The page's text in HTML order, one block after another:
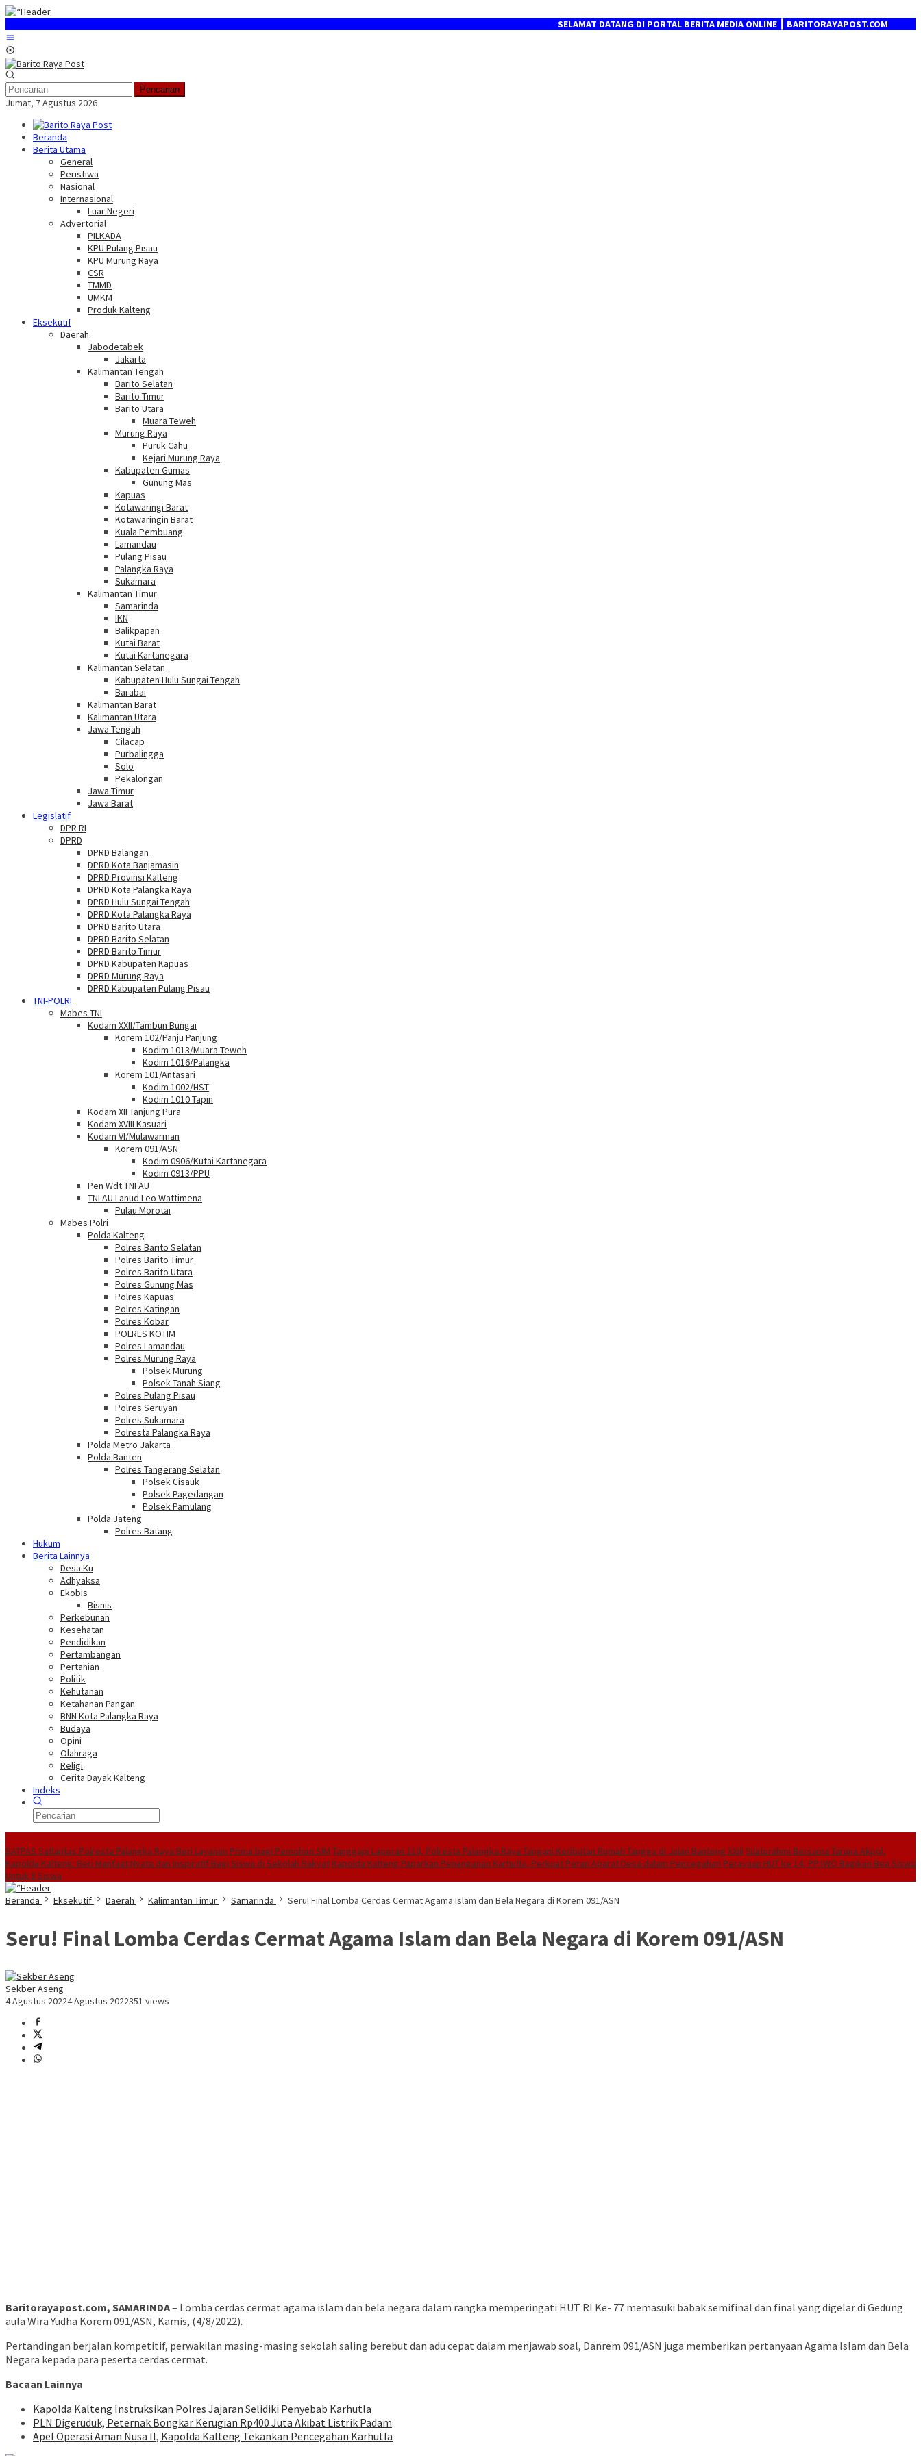
Loncat
konten
SELAMAT DATANG DI PORTAL BERITA MEDIA ONLINE ┃ BARITORAYAPOST.COM
Pencarian
Jumat, 7 Agustus 2026
Beranda
Berita Utama
General
Peristiwa
Nasional
Internasional
Luar Negeri
Advertorial
PILKADA
KPU Pulang Pisau
KPU Murung Raya
CSR
TMMD
UMKM
Produk Kalteng
Eksekutif
Daerah
Jabodetabek
Jakarta
Kalimantan Tengah
Barito Selatan
Barito Timur
Barito Utara
Muara Teweh
Murung Raya
Puruk Cahu
Kejari Murung Raya
Kabupaten Gumas
Gunung Mas
Kapuas
Kotawaringi Barat
Kotawaringin Barat
Kuala Pembuang
Lamandau
Pulang Pisau
Palangka Raya
Sukamara
Kalimantan Timur
Samarinda
IKN
Balikpapan
Kutai Barat
Kutai Kartanegara
Kalimantan Selatan
Kabupaten Hulu Sungai Tengah
Barabai
Kalimantan Barat
Kalimantan Utara
Jawa Tengah
Cilacap
Purbalingga
Solo
Pekalongan
Jawa Timur
Jawa Barat
Legislatif
DPR RI
DPRD
DPRD Balangan
DPRD Kota Banjamasin
DPRD Provinsi Kalteng
DPRD Kota Palangka Raya
DPRD Hulu Sungai Tengah
DPRD Kota Palangka Raya
DPRD Barito Utara
DPRD Barito Selatan
DPRD Barito Timur
DPRD Kabupaten Kapuas
DPRD Murung Raya
DPRD Kabupaten Pulang Pisau
TNI-POLRI
Mabes TNI
Kodam XXII/Tambun Bungai
Korem 102/Panju Panjung
Kodim 1013/Muara Teweh
Kodim 1016/Palangka
Korem 101/Antasari
Kodim 1002/HST
Kodim 1010 Tapin
Kodam XII Tanjung Pura
Kodam XVIII Kasuari
Kodam VI/Mulawarman
Korem 091/ASN
Kodim 0906/Kutai Kartanegara
Kodim 0913/PPU
Pen Wdt TNI AU
TNI AU Lanud Leo Wattimena
Pulau Morotai
Mabes Polri
Polda Kalteng
Polres Barito Selatan
Polres Barito Timur
Polres Barito Utara
Polres Gunung Mas
Polres Kapuas
Polres Katingan
Polres Kobar
POLRES KOTIM
Polres Lamandau
Polres Murung Raya
Polsek Murung
Polsek Tanah Siang
Polres Pulang Pisau
Polres Seruyan
Polres Sukamara
Polresta Palangka Raya
Polda Metro Jakarta
Polda Banten
Polres Tangerang Selatan
Polsek Cisauk
Polsek Pagedangan
Polsek Pamulang
Polda Jateng
Polres Batang
Hukum
Berita Lainnya
Desa Ku
Adhyaksa
Ekobis
Bisnis
Perkebunan
Kesehatan
Pendidikan
Pertambangan
Pertanian
Politik
Kehutanan
Ketahanan Pangan
BNN Kota Palangka Raya
Budaya
Opini
Olahraga
Religi
Cerita Dayak Kalteng
Indeks
SATPAS Satlantas Polresta Palangka Raya Beri Layanan Prima bagi Pemohon SIM Tanggapi Laporan 110, Polresta Palangka Raya Tangani Keributan Rumah Tangga di Jalan Banteng XXIII Silaturahmi Bersama Taruna Akpol,
Kapolda Kalteng: Beri Manfaat Nyata dan Inspiratif Bagi Siswa di Sekolah RakyatKapolda Kalteng Paparkan Penanganan Karhutla, Perkuat Peran Aparat Desa dalam Pencegahan Perayaan HUT ke 14, PP IWO Bagikan Bea Siswa
Untuk 8 Siswa
Beranda
Eksekutif Daerah Kalimantan Timur Samarinda Seru! Final Lomba Cerdas Cermat Agama Islam dan Bela Negara di Korem 091/ASN
Seru! Final Lomba Cerdas Cermat Agama Islam dan Bela Negara di Korem 091/ASN
Sekber Aseng
4 Agustus 20224 Agustus 2022351 views
Baritorayapost.com, SAMARINDA– Lomba cerdas cermat agama islam dan bela negara dalam rangka memperingati HUT RI Ke- 77 memasuki babak semifinal dan final yang digelar di Gedung
aula Wira Yudha Korem 091/ASN, Kamis, (4/8/2022).
Pertandingan berjalan kompetitif, perwakilan masing-masing sekolah saling berebut dan adu cepat dalam menjawab soal, Danrem 091/ASN juga memberikan pertanyaan Agama Islam dan Bela
Negara kepada para peserta cerdas cermat.
Bacaan Lainnya
Kapolda Kalteng Instruksikan Polres Jajaran Selidiki Penyebab Karhutla
PLN Digeruduk, Peternak Bongkar Kerugian Rp400 Juta Akibat Listrik Padam
Apel Operasi Aman Nusa II, Kapolda Kalteng Tekankan Pencegahan Karhutla